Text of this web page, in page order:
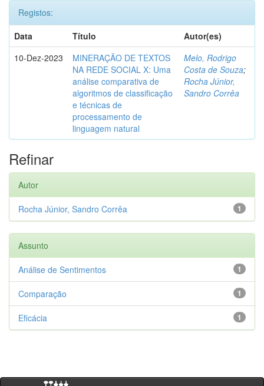
Registos:
Data
Título
Autor(es)
10-Dez-2023
MINERAÇÃO DE TEXTOS
NA REDE SOCIAL X: Uma
análise comparativa de
algoritmos de classificação
e técnicas de
processamento de
linguagem natural
Melo, Rodrigo
Costa de Souza;
Rocha Júnior,
Sandro Corrêa
Refinar
Autor
1
Rocha Júnior, Sandro Corrêa
Assunto
1
Análise de Sentimentos
1
Comparação
1
Eficácia